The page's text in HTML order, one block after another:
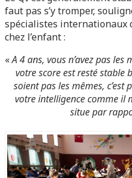
faut pas s’y tromper,
spécialistes internationaux
chez l’enfant :
«A 4 ans, vous n’avez pas les
votre score est resté stable
soient pas les mêmes, c’est
votre intelligence comme il
situe par